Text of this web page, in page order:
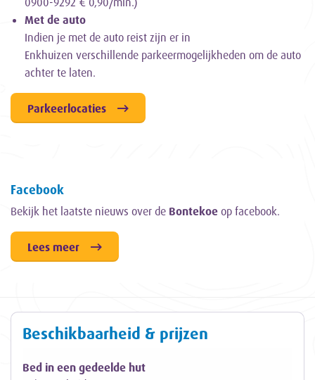
Met de auto
Indien je met de auto reist zijn er in
Enkhuizen verschillende parkeermogelijkheden om de auto
achter te laten.
Parkeerlocaties
Facebook
Bekijk het laatste nieuws over de Bontekoe op facebook.
Lees meer
Beschikbaarheid & prijzen
Bed in een gedeelde hut